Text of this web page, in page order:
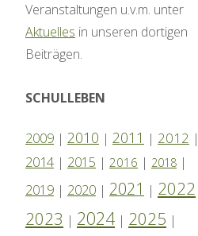
Veranstaltungen u.v.m. unter
Aktuelles in unseren dortigen
Beiträgen.
SCHULLEBEN
2009 | 2010 | 2011 | 2012 |
2014 | 2015 | 2016 | 2018 |
2019 | 2020 | 2021 | 2022
2023 | 2024 | 2025 |